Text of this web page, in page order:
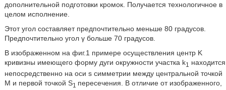
дополнительной подготовки кромок. Получается технологичное в
целом исполнение.
Этот угол составляет предпочтительно меньше 80 градусов.
Предпочтительно угол γ больше 70 градусов.
В изображенном на фиг.1 примере осуществления центр K
кривизны имеющего форму дуги окружности участка k1
находится
непосредственно на оси s симметрии между центральной точкой
M и первой точкой S1 пересечения. В отличие от изображенного,